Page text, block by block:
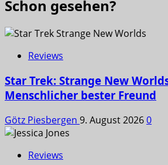
Schon gesehen?
Reviews
Star Trek: Strange New
Menschlicher bester Freund
Götz Piesbergen 9. August 20260
Reviews